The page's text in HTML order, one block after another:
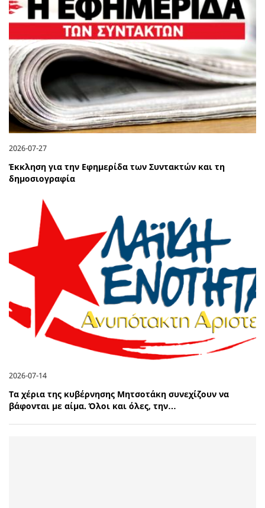
2026-07-27
Έκκληση για την Εφημερίδα των Συντακτών και τη
δημοσιογραφία
2026-07-14
Τα χέρια της κυβέρνησης Μητσοτάκη συνεχίζουν να
βάφονται με αίμα. Όλοι και όλες, την…